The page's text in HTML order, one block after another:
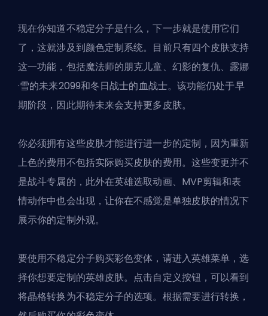
现在你知道不稳定分子是什么，下一步就是使用它们
了，这就涉及到颜色定制系统。目前只有四个皮肤支持
这一功能，包括魔法师的朋克儿童、幻影的复仇、露娜
·雪的未来2099和冬日战士的血战士。该功能仍处于早
期阶段，因此期待未来会支持更多皮肤。
你必须拥有这些皮肤才能进行进一步的定制，因为重新
上色的费用不包括实际购买皮肤的费用。这些变更并不
是战斗专属的，此外在英雄选取动画、MVP剪辑和表
情动作中也会出现，让你在不感觉是单独皮肤的情况下
展示你的定制外观。
要使用不稳定分子购买彩色变体，请进入英雄菜单，选
择你想要定制的英雄皮肤。点击自定义按钮，可以看到
将晶格转换为不稳定分子的选项。根据需要进行转换，